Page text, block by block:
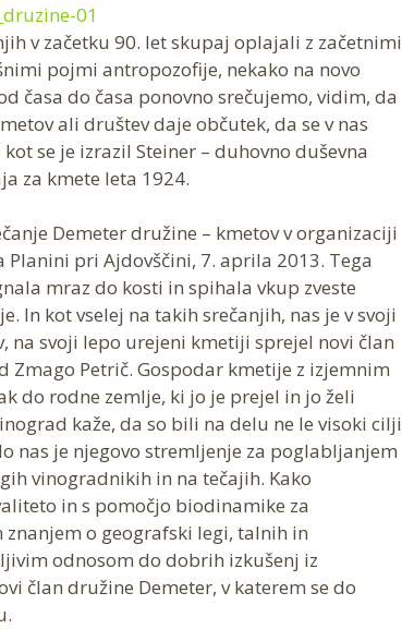
v začetku 90. let skupaj oplajali z začetnimi
pojmi antropozofije, nekako na novo
časa do časa ponovno srečujemo, vidim, da
ali društev daje občutek, da se v nas
se je izrazil Steiner – duhovno duševna
za kmete leta 1924.
Demeter družine – kmetov v organizaciji
Planini pri Ajdovščini, 7. aprila 2013. Tega
mraz do kosti in spihala vkup zveste
In kot vselej na takih srečanjih, nas je v svoji
svoji lepo urejeni kmetiji sprejel novi član
Zmago Petrič. Gospodar kmetije z izjemnim
do rodne zemlje, ki jo je prejel in jo želi
kaže, da so bili na delu ne le visoki cilji
nas je njegovo stremljenje za poglabljanjem
vinogradnikih in na tečajih. Kako
in s pomočjo biodinamike za
o geografski legi, talnih in
odnosom do dobrih izkušenj iz
član družine Demeter, v katerem se do